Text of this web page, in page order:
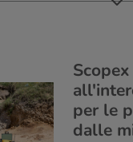
per le
dalle